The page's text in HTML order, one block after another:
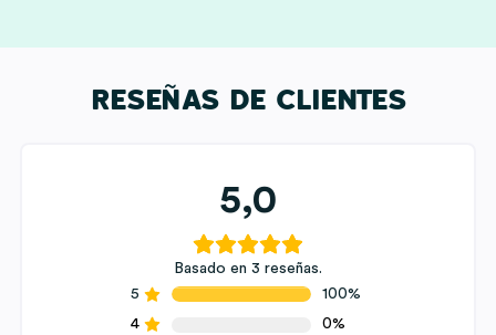
RESEÑAS DE CLIENTES
5,0
Basado en 3 reseñas.
5
100%
4
0%